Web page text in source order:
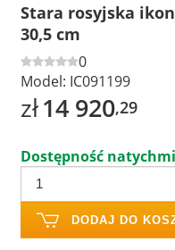
Stara rosyjska
30,5 cm
0
Model: IC091199
zł14 920,29
Dostępność
DODAJ DO